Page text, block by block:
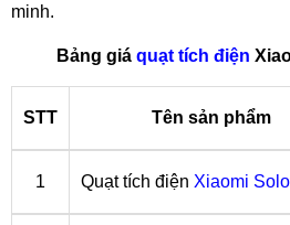
minh.
Bảng giá quạt tích điện
STT Tên sản phẩm
1 Quạt tích điện Xiaomi